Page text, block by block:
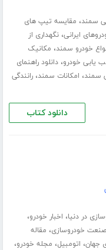
سمند، مقایسه تیپ های
ایرانی،نگهداری از
خودرو سمند، مکانیک
یابی خودرو،دانلود راهنمای
سمند، امکانات سمند،رانندگی
دانلود کتاب
در دنیا، اخبار خودرو،
صنعت خودروسازی، مقاله
جهان، اتومبیل، مجله خودرو،